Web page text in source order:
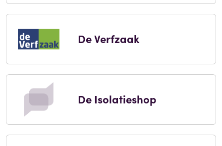
De Verfzaak
De Isolatieshop